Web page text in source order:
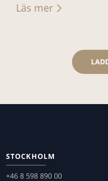
Läs mer
STOCKHOLM
+46 8 598 890 00